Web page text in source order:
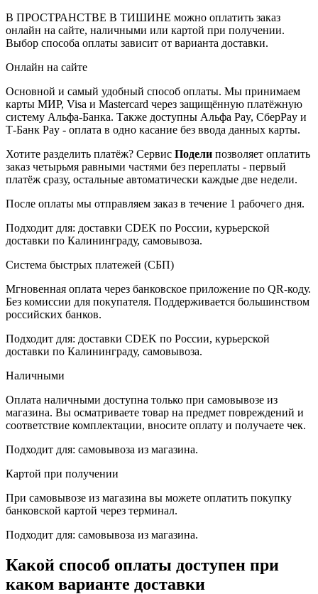
В ПРОСТРАНСТВЕ В ТИШИНЕ можно оплатить заказ
онлайн на сайте, наличными или картой при получении.
Выбор способа оплаты зависит от варианта доставки.
Онлайн на сайте
Основной и самый удобный способ оплаты. Мы принимаем
карты МИР, Visa и Mastercard через защищённую платёжную
систему Альфа-Банка. Также доступны Альфа Pay, СберPay и
Т-Банк Pay - оплата в одно касание без ввода данных карты.
Хотите разделить платёж? Сервис Подели позволяет оплатить
заказ четырьмя равными частями без переплаты - первый
платёж сразу, остальные автоматически каждые две недели.
После оплаты мы отправляем заказ в течение 1 рабочего дня.
Подходит для: доставки CDEK по России, курьерской
доставки по Калининграду, самовывоза.
Система быстрых платежей (СБП)
Мгновенная оплата через банковское приложение по QR-коду.
Без комиссии для покупателя. Поддерживается большинством
российских банков.
Подходит для: доставки CDEK по России, курьерской
доставки по Калининграду, самовывоза.
Наличными
Оплата наличными доступна только при самовывозе из
магазина. Вы осматриваете товар на предмет повреждений и
соответствие комплектации, вносите оплату и получаете чек.
Подходит для: самовывоза из магазина.
Картой при получении
При самовывозе из магазина вы можете оплатить покупку
банковской картой через терминал.
Подходит для: самовывоза из магазина.
Какой способ оплаты доступен при
каком варианте доставки